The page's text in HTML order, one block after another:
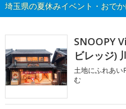
埼玉県の夏休みイベント・おで
SNOOPY
ビレッジ)
土地にふれあい
む